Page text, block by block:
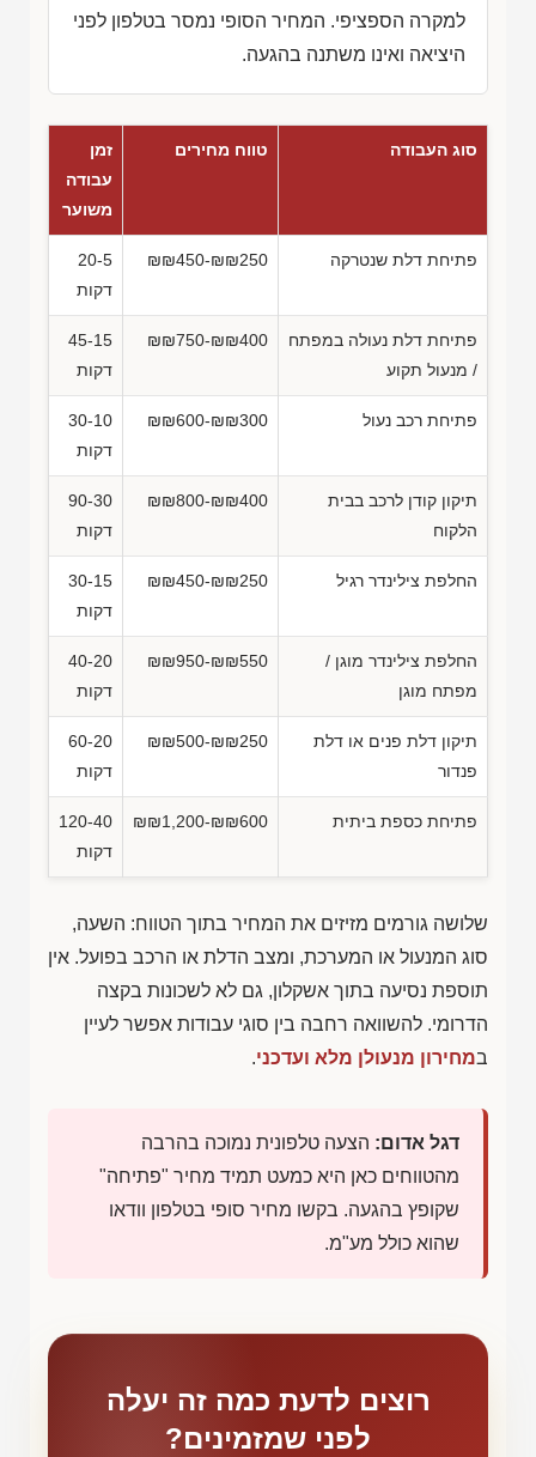
למקרה הספציפי. המחיר הסופי נמסר בטלפון לפני
היציאה ואינו משתנה בהגעה.
סוג העבודה טווח מחירים
זמן
עבודה
משוער
פתיחת דלת שנטרקה ₪₪450-₪₪250
20-5
דקות
פתיחת דלת נעולה במפתח
/ מנעול תקוע
₪₪750-₪₪400
45-15
דקות
פתיחת רכב נעול ₪₪600-₪₪300
30-10
דקות
תיקון קודן לרכב בבית
הלקוח
₪₪800-₪₪400
90-30
דקות
החלפת צילינדר רגיל ₪₪450-₪₪250
30-15
דקות
החלפת צילינדר מוגן /
מפתח מוגן
₪₪950-₪₪550
40-20
דקות
תיקון דלת פנים או דלת
פנדור
₪₪500-₪₪250
60-20
דקות
פתיחת כספת ביתית ₪₪1,200-₪₪600
120-40
דקות
שלושה גורמים מזיזים את המחיר בתוך הטווח: השעה,
סוג המנעול או המערכת, ומצב הדלת או הרכב בפועל. אין
תוספת נסיעה בתוך אשקלון, גם לא לשכונות בקצה
הדרומי. להשוואה רחבה בין סוגי עבודות אפשר לעיין
במחירון מנעולן מלא ועדכני.
דגל אדום: הצעה טלפונית נמוכה בהרבה
מהטווחים כאן היא כמעט תמיד מחיר "פתיחה"
שקופץ בהגעה. בקשו מחיר סופי בטלפון וודאו
שהוא כולל מע"מ.
רוצים לדעת כמה זה יעלה
לפני שמזמינים?